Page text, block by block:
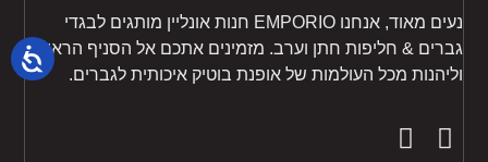
נעים מאוד, אנחנו EMPORIO חנות אונליין מותגים לבגדי
גברים & חליפות חתן וערב. מזמינים אתכם אל הסניף הראשי
וליהנות מכל העולמות של אופנת בוטיק איכותית לגברים.